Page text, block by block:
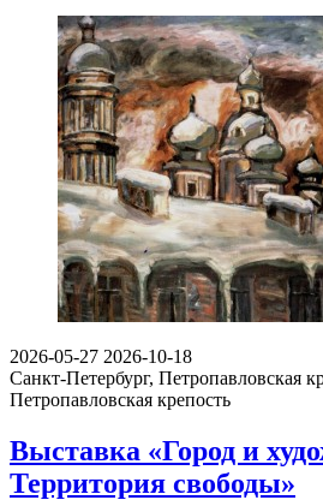
2026-05-27 2026-10-18
Санкт-Петербург, Петропавловская
Петропавловская крепость
Выставка «Город и
Территория свободы»